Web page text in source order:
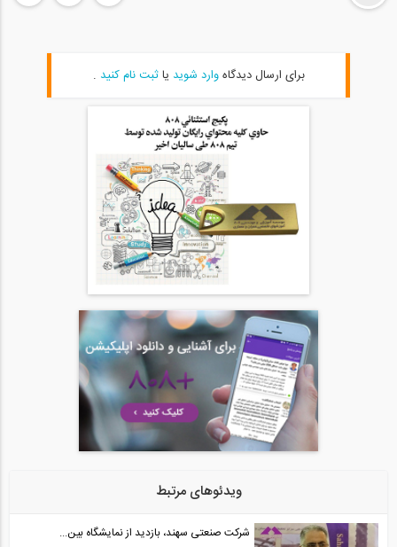
چرا باید ساختمان های قدیمی را در برابر...
فیلم وبینار آشنایی با جداسازهای لرزه ای
فیلم وبینار آنالیز و طراحی لرزه ای و...
نظرات شرکت‌ کنندگان دوره طراحی عملکردی...
برای ارسال دیدگاهوارد شوید یاثبت نام کنید .
ویدئوهای مرتبط
شرکت صنعتی سهند، بازدید از نمایشگاه بین...